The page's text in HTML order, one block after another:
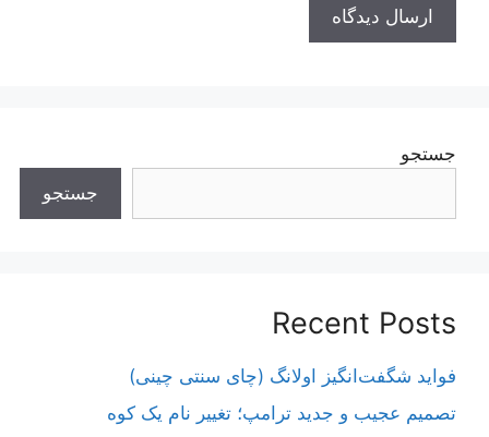
جستجو
جستجو
Recent Posts
فواید شگفت‌انگیز اولانگ (چای سنتی چینی)
تصمیم عجیب و جدید ترامپ؛ تغییر نام یک کوه